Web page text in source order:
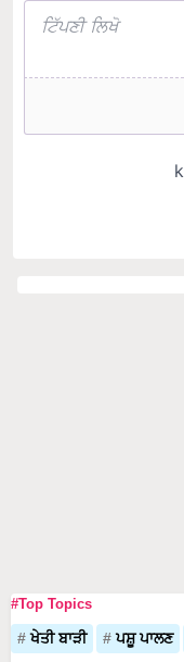
#Top Topics
ਖੇਤੀ ਬਾੜੀ ਪਸ਼ੂ ਪਾਲਣ